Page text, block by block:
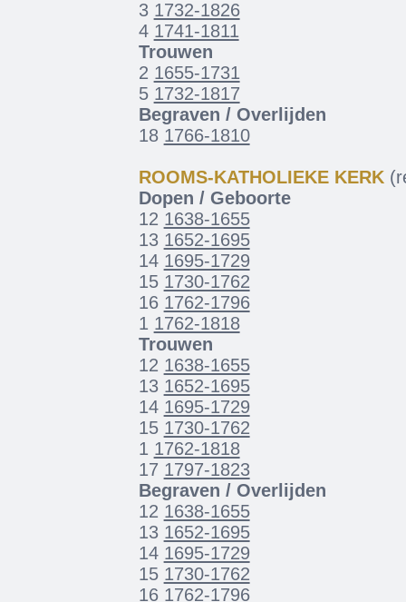
3 1732-1826
4 1741-1811
Trouwen
2 1655-1731
5 1732-1817
Begraven / Overlijden
18 1766-1810
ROOMS-KATHOLIEKE KERK
Dopen / Geboorte
12 1638-1655
13 1652-1695
14 1695-1729
15 1730-1762
16 1762-1796
1 1762-1818
Trouwen
12 1638-1655
13 1652-1695
14 1695-1729
15 1730-1762
1 1762-1818
17 1797-1823
Begraven / Overlijden
12 1638-1655
13 1652-1695
14 1695-1729
15 1730-1762
16 1762-1796